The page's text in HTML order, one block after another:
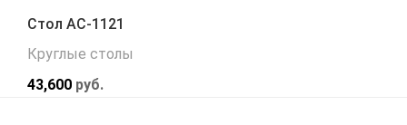
Стол АС-1121
Круглые столы
43,600 руб.